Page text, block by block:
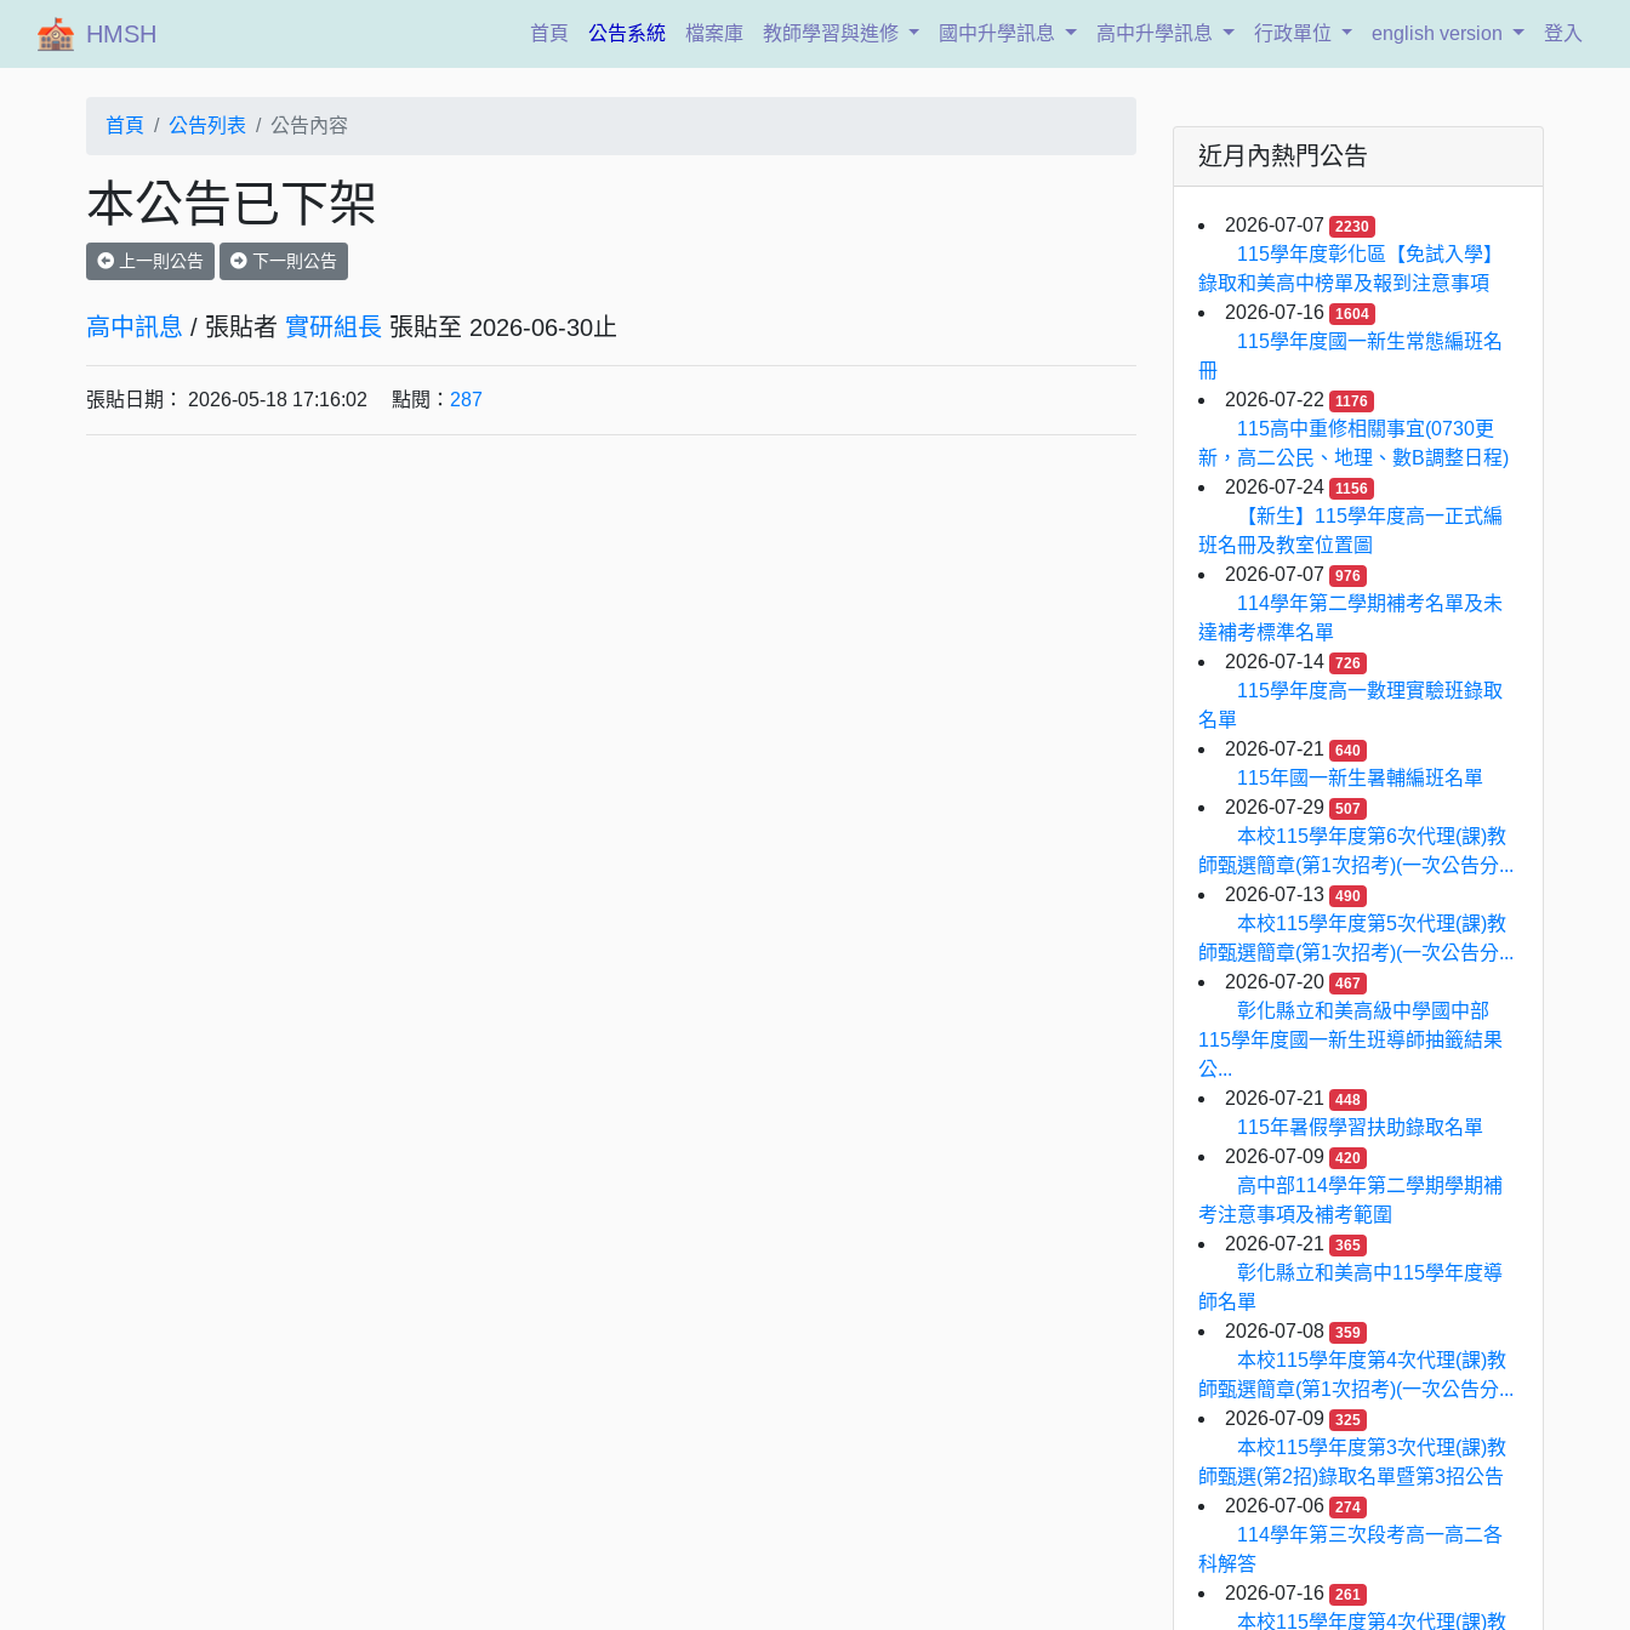
HMSH 首頁(current)
公告系統 檔案庫 教師學習與進修 國中升學訊息 高中升學訊息 行政單位 english version 登入
首頁 公告列表 公告內容
本公告已下架
上一則公告 下一則公告
高中訊息 / 張貼者 實研組長 張貼至 2026-06-30止
張貼日期： 2026-05-18 17:16:02 點閱： 287
近月內熱門公告
2026-07-07 2230
115學年度彰化區【免試入學】
錄取和美高中榜單及報到注意事項
2026-07-16
1604
115學年度國一新生常態編班名
冊
2026-07-22
1176
115高中重修相關事宜(0730更
新，高二公民、地理、數B調整日程)
2026-07-24
1156
【新生】115學年度高一正式編
班名冊及教室位置圖
2026-07-07
976
114學年第二學期補考名單及未
達補考標準名單
2026-07-14
726
115學年度高一數理實驗班錄取
名單
2026-07-21
640
115年國一新生暑輔編班名單
2026-07-29
507
本校115學年度第6次代理(課)教
師甄選簡章(第1次招考)(一次公告分...
2026-07-13
490
本校115學年度第5次代理(課)教
師甄選簡章(第1次招考)(一次公告分...
2026-07-20
467
彰化縣立和美高級中學國中部
115學年度國一新生班導師抽籤結果
公...
2026-07-21
448
115年暑假學習扶助錄取名單
2026-07-09
420
高中部114學年第二學期學期補
考注意事項及補考範圍
2026-07-21
365
彰化縣立和美高中115學年度導
師名單
2026-07-08
359
本校115學年度第4次代理(課)教
師甄選簡章(第1次招考)(一次公告分...
2026-07-09
325
本校115學年度第3次代理(課)教
師甄選(第2招)錄取名單暨第3招公告
2026-07-06
274
114學年第三次段考高一高二各
科解答
2026-07-16
261
本校115學年度第4次代理(課)教